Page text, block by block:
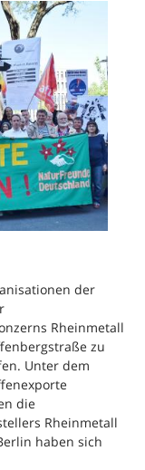
der
Rheinmetall
zu
Unter dem
die
Rheinmetall
haben sich